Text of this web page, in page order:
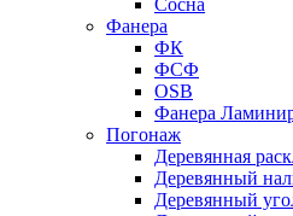
Сосна
Фанера
ФК
ФСФ
OSB
Фанера
Погонаж
Деревянная
Деревянный
Деревянный